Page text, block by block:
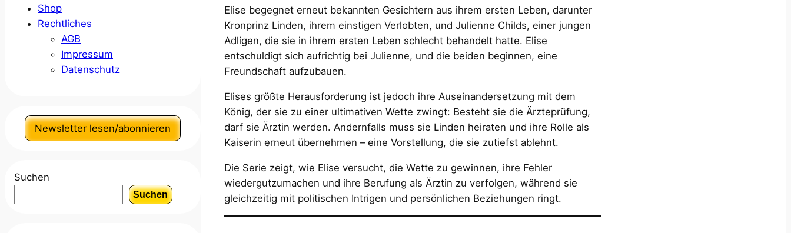
Shop
Rechtliches
AGB
Impressum
Datenschutz
Newsletter lesen/abonnieren
Suchen
Suchen
Elise begegnet erneut bekannten Gesichtern aus ihrem ersten Leben, darunter
Kronprinz Linden, ihrem einstigen Verlobten, und Julienne Childs, einer jungen
Adligen, die sie in ihrem ersten Leben schlecht behandelt hatte. Elise
entschuldigt sich aufrichtig bei Julienne, und die beiden beginnen, eine
Freundschaft aufzubauen.
Elises größte Herausforderung ist jedoch ihre Auseinandersetzung mit dem
König, der sie zu einer ultimativen Wette zwingt: Besteht sie die Ärzteprüfung,
darf sie Ärztin werden. Andernfalls muss sie Linden heiraten und ihre Rolle als
Kaiserin erneut übernehmen – eine Vorstellung, die sie zutiefst ablehnt.
Die Serie zeigt, wie Elise versucht, die Wette zu gewinnen, ihre Fehler
wiedergutzumachen und ihre Berufung als Ärztin zu verfolgen, während sie
gleichzeitig mit politischen Intrigen und persönlichen Beziehungen ringt.